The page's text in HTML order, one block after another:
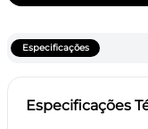
Especificações
Especificações